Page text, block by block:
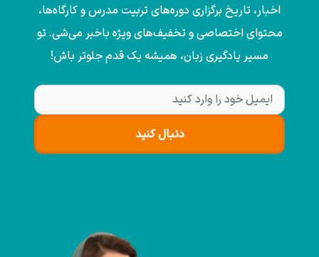
اخبار، تاریخ برگزاری دوره‌های تربیت مدرس و کارگاه‌ها،
محتوای اختصاصی و تخفیف‌های ویژه باخبر می‌شی. تو
مسیر یادگیری زبان، همیشه یک قدم جلوتر باش!
دنبال کنید